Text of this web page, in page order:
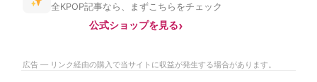
全KPOP記事なら、まずこちらをチェック
公式ショップを見る
広告 — リンク経由の購入で当サイトに収益が発生する場合があります。